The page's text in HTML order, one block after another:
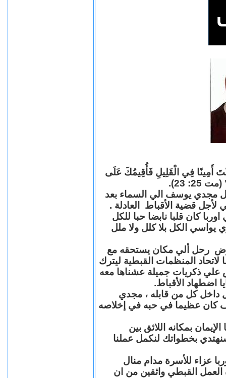
أَمِينًا فِي الْقَلِيلِ فَأُقِيمُكَ عَلَى
23).
مجدي يوسف الي السماء بعد
قضية الأقباط العادلة .
كان قلبا نابضا حبا للكل
يواسي الكل بلا كلل ولا ملل
رحل ألي مكان يستحقه مع
المنظمات القبطية ليترك
علي ذكريات جميلة عشناها معه
اضطهاد الأقباط.
داخل كل من قابله ، مجدي
عظيما في حبه في إخلاصه
بمكانه اللائق بين
بخطواتك لنكمل عملنا
عزاء للأسرة مدام منال
العمل القبطي واثقين من ان